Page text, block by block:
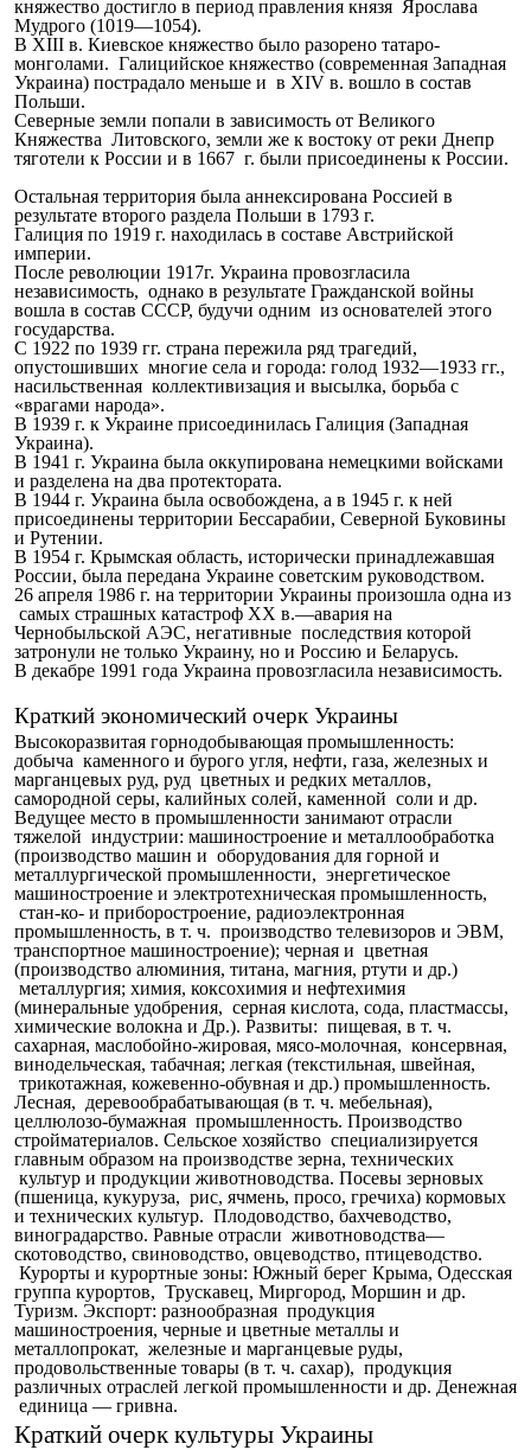
княжество достигло в период правления князя Ярослава
Мудрого (1019—1054).
В XIII в. Киевское княжество было разорено татаро-
монголами. Галицийское княжество (современная Западная
Украина) пострадало меньше и в XIV в. вошло в состав
Польши.
Северные земли попали в зависимость от Великого
Княжества Литовского, земли же к востоку от реки Днепр
тяготели к России и в 1667 г. были присоединены к России.
Остальная территория была аннексирована Россией в
результате второго раздела Польши в 1793 г.
Галиция по 1919 г. находилась в составе Австрийской
империи.
После революции 1917г. Украина провозгласила
независимость, однако в результате Гражданской войны
вошла в состав СССР, будучи одним из основателей этого
государства.
С 1922 по 1939 гг. страна пережила ряд трагедий,
опустошивших многие села и города: голод 1932—1933 гг.,
насильственная коллективизация и высылка, борьба с
«врагами народа».
В 1939 г. к Украине присоединилась Галиция (Западная
Украина).
В 1941 г. Украина была оккупирована немецкими войсками
и разделена на два протектората.
В 1944 г. Украина была освобождена, а в 1945 г. к ней
присоединены территории Бессарабии, Северной Буковины
и Рутении.
В 1954 г. Крымская область, исторически принадлежавшая
России, была передана Украине советским руководством.
26 апреля 1986 г. на территории Украины произошла одна из
самых страшных катастроф XX в.—авария на
Чернобыльской АЭС, негативные последствия которой
затронули не только Украину, но и Россию и Беларусь.
В декабре 1991 года Украина провозгласила независимость.
Краткий экономический очерк Украины
Высокоразвитая горнодобывающая промышленность:
добыча каменного и бурого угля, нефти, газа, железных и
марганцевых руд, руд цветных и редких металлов,
самородной серы, калийных солей, каменной соли и др.
Ведущее место в промышленности занимают отрасли
тяжелой индустрии: машиностроение и металлообработка
(производство машин и оборудования для горной и
металлургической промышленности, энергетическое
машиностроение и электротехническая промышленность,
стан-ко- и приборостроение, радиоэлектронная
промышленность, в т. ч. производство телевизоров и ЭВМ,
транспортное машиностроение); черная и цветная
(производство алюминия, титана, магния, ртути и др.)
металлургия; химия, коксохимия и нефтехимия
(минеральные удобрения, серная кислота, сода, пластмассы,
химические волокна и Др.). Развиты: пищевая, в т. ч.
сахарная, маслобойно-жировая, мясо-молочная, консервная,
винодельческая, табачная; легкая (текстильная, швейная,
трикотажная, кожевенно-обувная и др.) промышленность.
Лесная, деревообрабатывающая (в т. ч. мебельная),
целлюлозо-бумажная промышленность. Производство
стройматериалов. Сельское хозяйство специализируется
главным образом на производстве зерна, технических
культур и продукции животноводства. Посевы зерновых
(пшеница, кукуруза, рис, ячмень, просо, гречиха) кормовых
и технических культур. Плодоводство, бахчеводство,
виноградарство. Равные отрасли животноводства—
скотоводство, свиноводство, овцеводство, птицеводство.
Курорты и курортные зоны: Южный берег Крыма, Одесская
группа курортов, Трускавец, Миргород, Моршин и др.
Туризм. Экспорт: разнообразная продукция
машиностроения, черные и цветные металлы и
металлопрокат, железные и марганцевые руды,
продовольственные товары (в т. ч. сахар), продукция
различных отраслей легкой промышленности и др. Денежная
единица — гривна.
Краткий очерк культуры Украины